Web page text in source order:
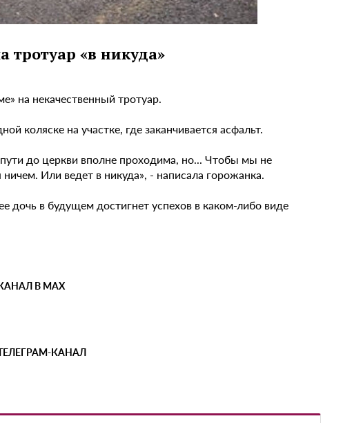
тротуар «в никуда»
на некачественный тротуар.
коляске на участке, где заканчивается асфальт.
пути до церкви вполне проходима, но... Чтобы мы не
Или ведет в никуда», - написала горожанка.
дочь в будущем достигнет успехов в каком-либо виде
В MAX
КАНАЛ